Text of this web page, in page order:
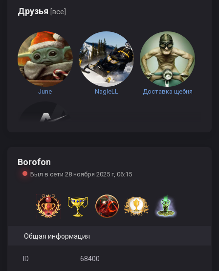
Друзья [все]
June NagleLL Доставка щебня
KloYH l NASTYA
Borofon
Был в сети 28 ноября 2025 г, 06:15
Общая информация
ID 68400